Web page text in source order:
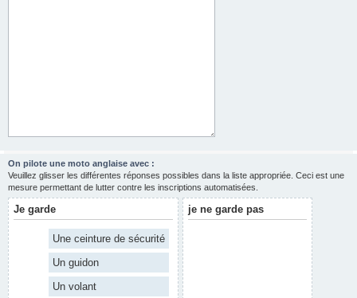
On pilote une moto anglaise avec :
Veuillez glisser les différentes réponses possibles dans la liste appropriée. Ceci est une
mesure permettant de lutter contre les inscriptions automatisées.
Je garde
Une ceinture de sécurité
Un guidon
Un volant
je ne garde pas